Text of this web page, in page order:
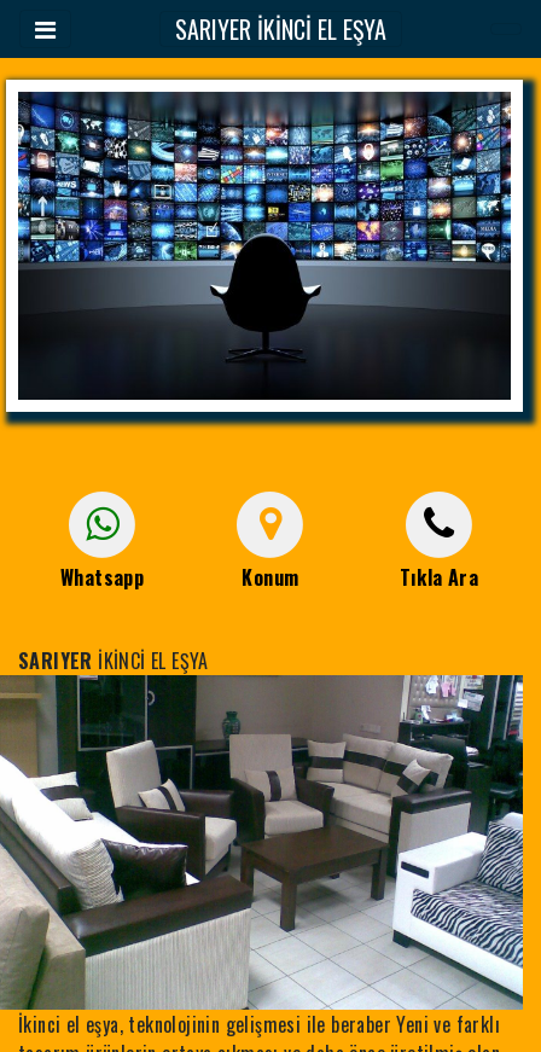
SARIYER İKİNCİ EL EŞYA
Whatsapp Konum Tıkla Ara
SARIYER İKİNCİ EL EŞYA
İkinci el eşya, teknolojinin gelişmesi ile beraber Yeni ve farklı